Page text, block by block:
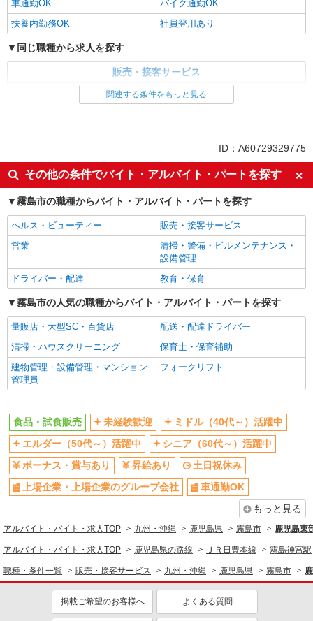
車通勤OK
バイク通勤OK
扶養内勤務OK
社員登用あり
同じ職種から求人を探す
販売・接客サービス
ボーナス・賞与あり
土日祝休み
上場企業・上場企業のグループ会
社
車通勤OK
扶養内勤務OK 社員登用あり
関連する条件をもっと見る
ID：A60729329775
その他の条件でバイト・アルバイト・パートを探す
霧島市の職種からバイト・アルバイト・パートを探す
ヘルス・ビューティー
販売・接客サービス
営業
清掃・警備・ビルメンテナンス・
設備管理
ドライバー・配達
教育・保育
霧島市の人気の職種からバイト・アルバイト・パートを探す
量販店・大型SC・百貨店
配送・配達ドライバー
清掃・ハウスクリーニング
保育士・保育補助
建物管理・設備管理・マンション
管理員
フォークリフト
食品・試食販売 未経験歓迎
ミドル（40代～）活躍中
エルダー（50代～）活躍中
シニア（60代～）活躍中
ボーナス・賞与あり
昇給あり
土日祝休み
上場企業・上場企業のグループ会社
車通勤OK
もっと見る
アルバイト・バイト・求人TOP 九州・沖縄 鹿児島県 霧島市 鹿児島東
アルバイト・バイト・求人TOP 鹿児島県の路線 ＪＲ日豊本線 霧島神宮駅
職種・条件一覧 販売・接客サービス 九州・沖縄 鹿児島県 霧島市
掲載ご希望のお客様へ よくある質問